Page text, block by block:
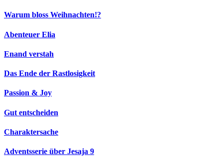
Warum bloss Weihnachten!?
Abenteuer Elia
Enand verstah
Das Ende der Rastlosigkeit
Passion & Joy
Gut entscheiden
Charaktersache
Adventsserie über Jesaja 9